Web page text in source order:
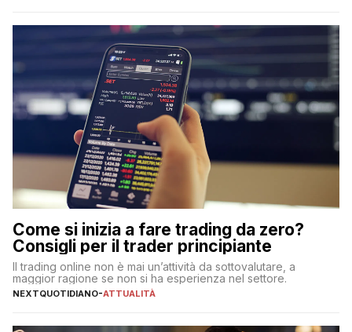
Come si inizia a fare trading da zero?
Consigli per il trader principiante
Il trading online non è mai un’attività da sottovalutare, a
maggior ragione se non si ha esperienza nel settore.
NEXTQUOTIDIANO-ATTUALITÀ